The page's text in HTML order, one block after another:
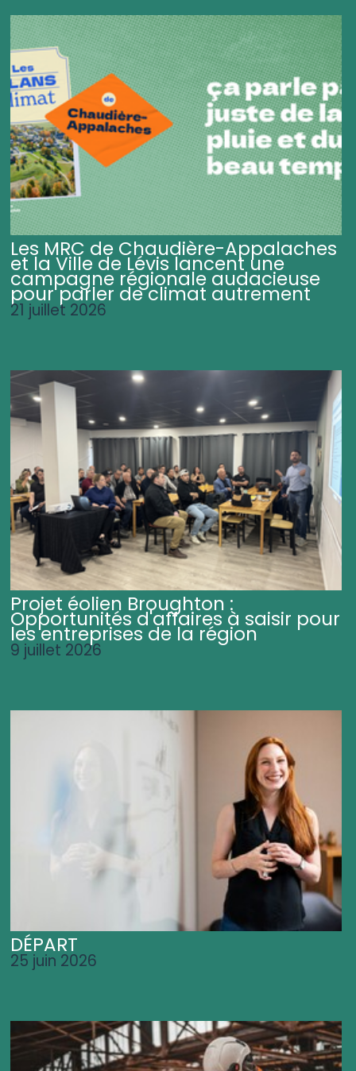
Les MRC de Chaudière-Appalaches
et la Ville de Lévis lancent une
campagne régionale audacieuse
pour parler de climat autrement
21 juillet 2026
Projet éolien Broughton :
Opportunités d'affaires à saisir pour
les entreprises de la région
9 juillet 2026
DÉPART
25 juin 2026